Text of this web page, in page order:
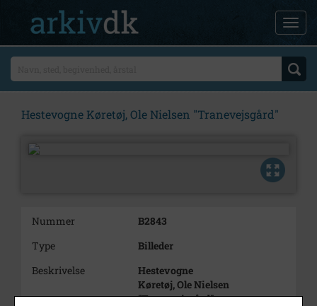
Hestevogne Køretøj, Ole Nielsen "Tranevejsgård"
Nummer
B2843
Type
Billeder
Beskrivelse
Hestevogne
Køretøj, Ole Nielsen
"Tranevejsgård"